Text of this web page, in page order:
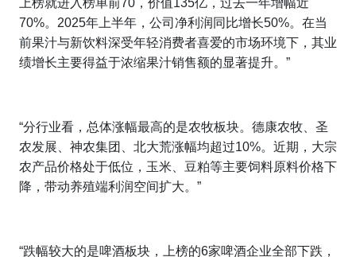
上榜就进入榜单前70，价值135亿，过去一年增幅近
70%。2025年上半年，公司净利润同比增长50%。在当
前果汁与新饮料深受年轻消费者喜爱的市场环境下，其业
绩增长主要得益于浓缩果汁销售额的显著提升。”
“分行业看，总体涨幅最高的是农牧板块。德康农牧、圣
农发展、神农集团、北大荒涨幅均超过10%。近期， 大宗
农产品价格处于低位，玉米、豆粕等主要饲料原料价格下
降，带动养殖端利润空间扩大。”
“跌幅较大的是啤酒板块，上榜的6家啤酒企业全部下跌，